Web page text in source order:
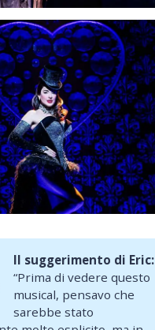
Il suggerimento di Eric:
“Prima di vedere questo
musical, pensavo che
sarebbe stato